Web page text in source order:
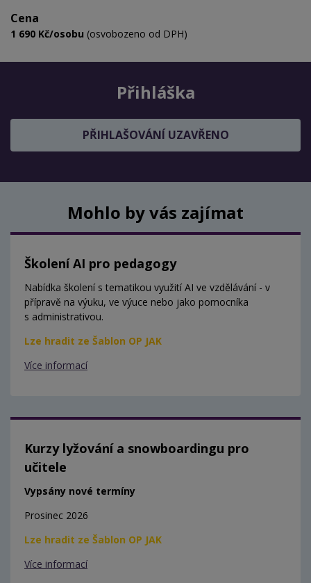
Cena
1 690 Kč/osobu (osvobozeno od DPH)
Přihláška
PŘIHLAŠOVÁNÍ UZAVŘENO
Mohlo by vás zajímat
Školení AI pro pedagogy
Nabídka školení s tematikou využití AI ve vzdělávání - v
přípravě na výuku, ve výuce nebo jako pomocníka
s administrativou.
Lze hradit ze Šablon OP JAK
Více informací
Kurzy lyžování a snowboardingu pro
učitele
Vypsány nové termíny
Prosinec 2026
Lze hradit ze Šablon OP JAK
Více informací